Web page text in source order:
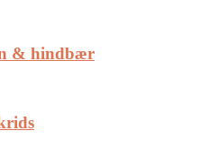
& hindbær